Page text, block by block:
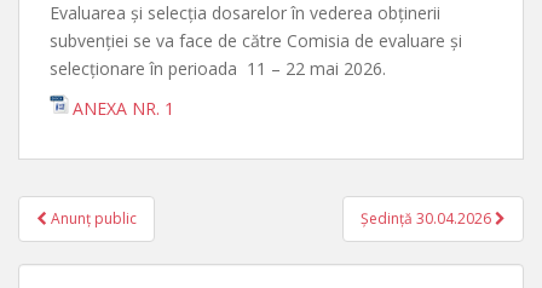
Evaluarea și selecţia dosarelor în vederea obţinerii
subvenţiei se va face de către Comisia de evaluare şi
selecţionare în perioada 11 – 22 mai 2026.
ANEXA NR. 1
Navigare în articole
Anunț public Ședință 30.04.2026